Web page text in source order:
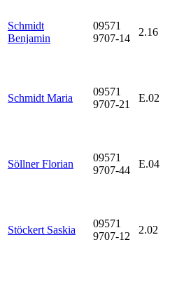
Schmidt
Benjamin
09571
9707-14
2.16
Schmidt Maria
09571
9707-21
E.02
Söllner Florian
09571
9707-44
E.04
Stöckert Saskia
09571
9707-12
2.02